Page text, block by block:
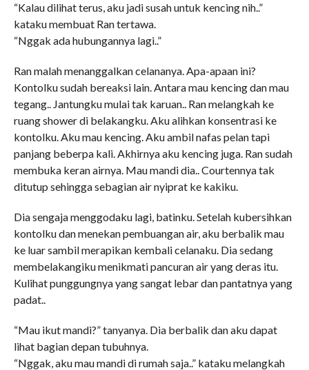
“Kalau dilihat terus, aku jadi susah untuk kencing nih..”
kataku membuat Ran tertawa.
“Nggak ada hubungannya lagi..”
Ran malah menanggalkan celananya. Apa-apaan ini?
Kontolku sudah bereaksi lain. Antara mau kencing dan mau
tegang.. Jantungku mulai tak karuan.. Ran melangkah ke
ruang shower di belakangku. Aku alihkan konsentrasi ke
kontolku. Aku mau kencing. Aku ambil nafas pelan tapi
panjang beberpa kali. Akhirnya aku kencing juga. Ran sudah
membuka keran airnya. Mau mandi dia.. Courtennya tak
ditutup sehingga sebagian air nyiprat ke kakiku.
Dia sengaja menggodaku lagi, batinku. Setelah kubersihkan
kontolku dan menekan pembuangan air, aku berbalik mau
ke luar sambil merapikan kembali celanaku. Dia sedang
membelakangiku menikmati pancuran air yang deras itu.
Kulihat punggungnya yang sangat lebar dan pantatnya yang
padat..
“Mau ikut mandi?” tanyanya. Dia berbalik dan aku dapat
lihat bagian depan tubuhnya.
“Nggak, aku mau mandi di rumah saja..” kataku melangkah